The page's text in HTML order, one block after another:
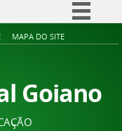
Simplifique!
à informação
Legislação
MAPA DO SITE
Goiano